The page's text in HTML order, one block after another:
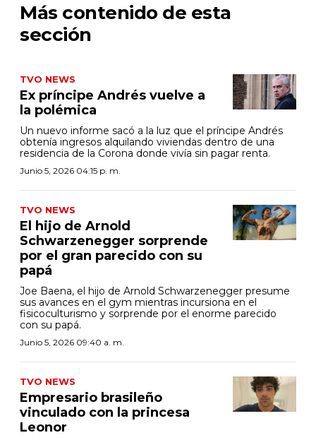
Más contenido de esta
sección
TVO NEWS
Ex príncipe Andrés vuelve a
la polémica
Un nuevo informe sacó a la luz que el príncipe Andrés
obtenía ingresos alquilando viviendas dentro de una
residencia de la Corona donde vivía sin pagar renta.
Junio 5, 2026 04:15 p. m.
TVO NEWS
El hijo de Arnold
Schwarzenegger sorprende
por el gran parecido con su
papá
Joe Baena, el hijo de Arnold Schwarzenegger presume
sus avances en el gym mientras incursiona en el
fisicoculturismo y sorprende por el enorme parecido
con su papá.
Junio 5, 2026 09:40 a. m.
TVO NEWS
Empresario brasileño
vinculado con la princesa
Leonor